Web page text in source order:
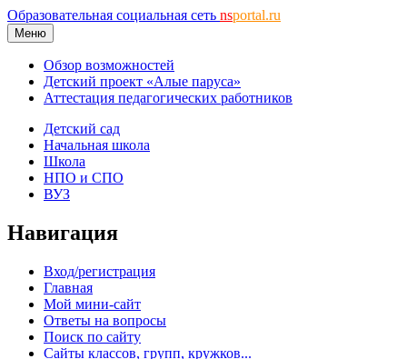
Образовательная социальная сеть nsportal.ru
Меню
Обзор возможностей
Детский проект «Алые паруса»
Аттестация педагогических работников
Детский сад
Начальная школа
Школа
НПО и СПО
ВУЗ
Навигация
Вход/регистрация
Главная
Мой мини-сайт
Ответы на вопросы
Поиск по сайту
Сайты классов, групп, кружков...